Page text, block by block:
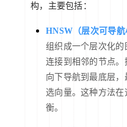
构，主要包括：
HNSW（层次可导航
组织成一个层次化
连接到相邻的节点
向下导航到最底层
选向量。这种方法
衡。